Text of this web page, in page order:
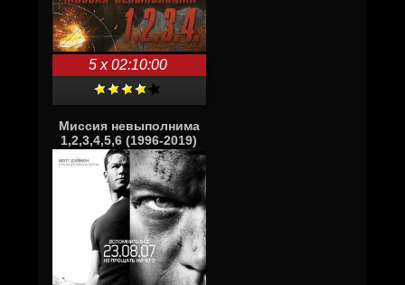
5 x 02:10:00
Миссия невыполнима
1,2,3,4,5,6 (1996-2019)